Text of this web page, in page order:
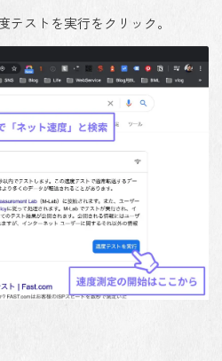
テストを実行をクリック。